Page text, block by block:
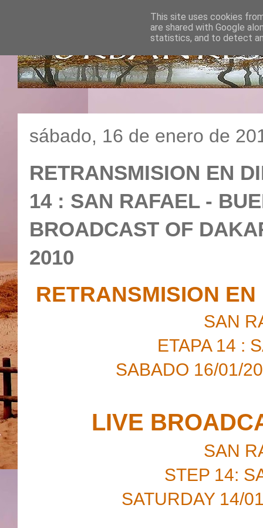
sábado, 16 de enero de
RETRANSMISION EN
14 : SAN RAFAEL -
BROADCAST OF
2010
RETRANSMISION
SAN
ETAPA 14 :
SABADO 16/01/
LIVE
SAN
STEP 14:
SATURDAY 14/
This site uses cookies
are shared with Google
statistics, and to detect